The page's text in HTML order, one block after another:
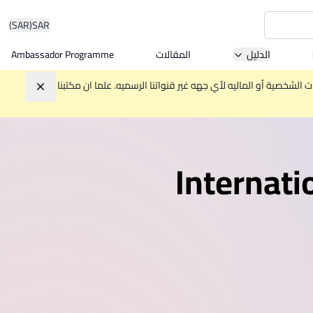
SAR
(SAR)
Asia
الدليل المقالات
Ambassador Programme
أو الماليه لأي جهه غير قنواتنا الرسميه. علما ان مكتبنا
تجاهل